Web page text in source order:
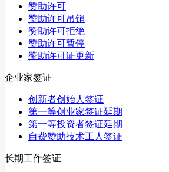
赞助许可
赞助许可吊销
赞助许可拒绝
赞助许可暂停
赞助许可证更新
企业家签证
创新者创始人签证
第一等创业家签证延期
第一等投资者签证延期
自费赞助技术工人签证
长期工作签证